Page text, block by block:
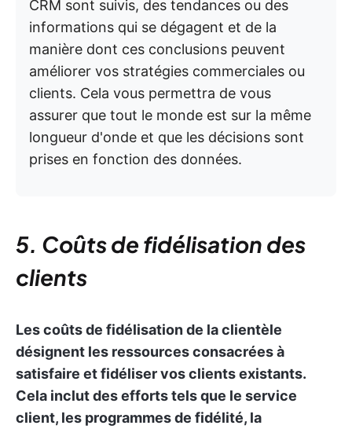
CRM sont suivis, des tendances ou des
informations qui se dégagent et de la
manière dont ces conclusions peuvent
améliorer vos stratégies commerciales ou
clients. Cela vous permettra de vous
assurer que tout le monde est sur la même
longueur d'onde et que les décisions sont
prises en fonction des données.
5. Coûts de fidélisation des
clients
Les coûts de fidélisation de la clientèle
désignent les ressources consacrées à
satisfaire et fidéliser vos clients existants.
Cela inclut des efforts tels que le service
client, les programmes de fidélité, la